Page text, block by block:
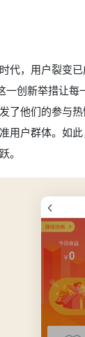
代，用户裂变
一创新举措让
了他们的参与
用户群体。如
。